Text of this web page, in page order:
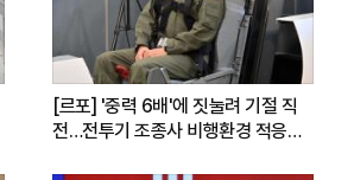
[르포] '중력 6배'에 짓눌려 기절 직
전…전투기 조종사 비행환경 적응훈